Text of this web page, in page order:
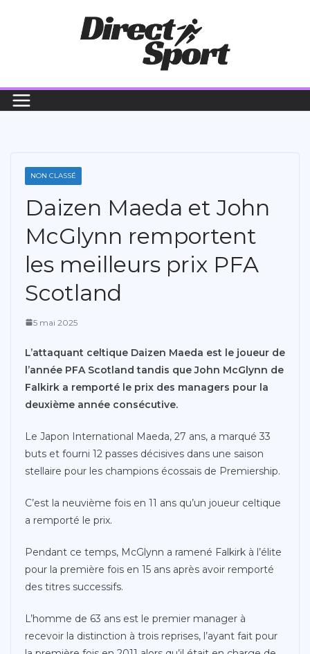
NON CLASSÉ
Daizen Maeda et John
McGlynn remportent
les meilleurs prix PFA
Scotland
5 mai 2025
L’attaquant celtique Daizen Maeda est le joueur de
l’année PFA Scotland tandis que John McGlynn de
Falkirk a remporté le prix des managers pour la
deuxième année consécutive.
Le Japon International Maeda, 27 ans, a marqué 33
buts et fourni 12 passes décisives dans une saison
stellaire pour les champions écossais de Premiership.
C’est la neuvième fois en 11 ans qu’un joueur celtique
a remporté le prix.
Pendant ce temps, McGlynn a ramené Falkirk à l’élite
pour la première fois en 15 ans après avoir remporté
des titres successifs.
L’homme de 63 ans est le premier manager à
recevoir la distinction à trois reprises, l’ayant fait pour